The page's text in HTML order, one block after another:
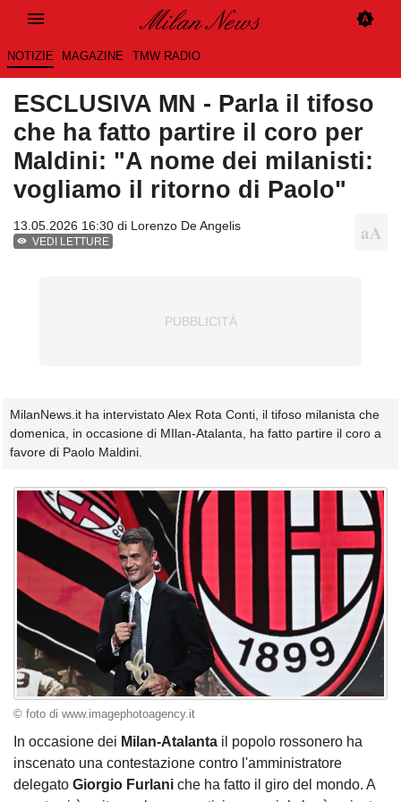
NOTIZIE MAGAZINE TMW RADIO
ESCLUSIVA MN - Parla il tifoso
che ha fatto partire il coro per
Maldini: "A nome dei milanisti:
vogliamo il ritorno di Paolo"
13.05.2026 16:30 di Lorenzo De Angelis
VEDI LETTURE
MilanNews.it ha intervistato Alex Rota Conti, il tifoso milanista che
domenica, in occasione di MIlan-Atalanta, ha fatto partire il coro a
favore di Paolo Maldini.
© foto di www.imagephotoagency.it
In occasione dei Milan-Atalanta il popolo rossonero ha
inscenato una contestazione contro l'amministratore
delegato Giorgio Furlani che ha fatto il giro del mondo. A